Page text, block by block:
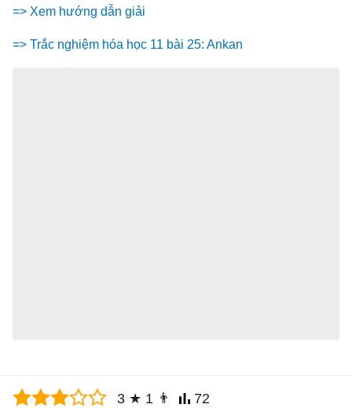
=> Xem hướng dẫn giải
=> Trắc nghiệm hóa học 11 bài 25: Ankan
3 ★ 1 👨 72